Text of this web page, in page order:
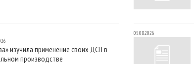
изучила применение своих ДСП в
производстве
05.08.2026